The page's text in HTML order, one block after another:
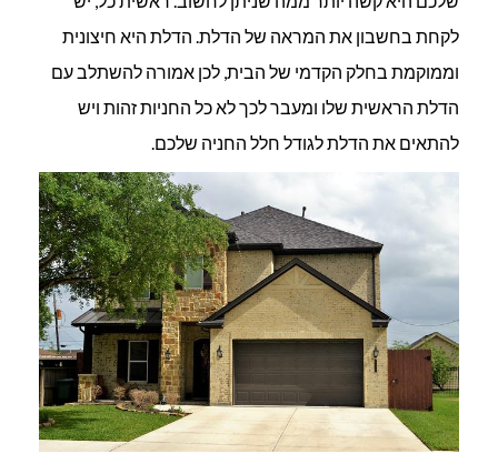
לקחת בחשבון את המראה של הדלת. הדלת היא חיצונית
וממוקמת בחלק הקדמי של הבית, לכן אמורה להשתלב עם
הדלת הראשית שלו ומעבר לכך לא כל החניות זהות ויש
להתאים את הדלת לגודל חלל החניה שלכם.